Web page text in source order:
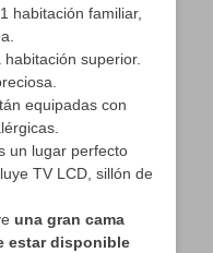
habitación familiar,
superior.
equipadas con
un lugar perfecto
TV LCD, sillón de
una gran cama
estar disponible